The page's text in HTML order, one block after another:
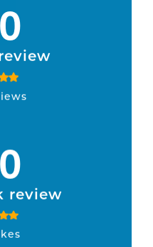
review